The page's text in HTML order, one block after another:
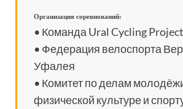
Организация соревнований:
• Команда Ural Cycling Project
• Федерация велоспорта
Уфалея
• Комитет по делам
физической культуре и